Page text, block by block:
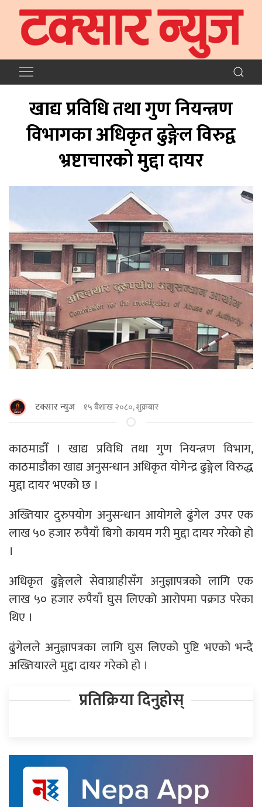
खाद्य प्रविधि तथा गुण नियन्त्रण
विभागका अधिकृत ढुङ्गेल विरुद्व
भ्रष्टाचारको मुद्दा दायर
टक्सार न्युज १५ बैशाख २०८०, शुक्रबार
काठमाडौँ । खाद्य प्रविधि तथा गुण नियन्त्रण विभाग,
काठमाडौका खाद्य अनुसन्धान अधिकृत योगेन्द्र ढुङ्गेल विरुद्ध
मुद्दा दायर भएको छ ।
अख्तियार दुरुपयोग अनुसन्धान आयोगले ढुंगेल उपर एक
लाख ५० हजार रुपैयाँ बिगो कायम गरी मुद्दा दायर गरेको हो
।
अधिकृत ढुङ्गेलले सेवाग्राहीसँग अनुज्ञापत्रको लागि एक
लाख ५० हजार रुपैयाँ घुस लिएको आरोपमा पक्राउ परेका
थिए ।
ढुंगेलले अनुज्ञापत्रका लागि घुस लिएको पुष्टि भएको भन्दै
अख्तियारले मुद्दा दायर गरेको हो ।
प्रतिक्रिया दिनुहोस्